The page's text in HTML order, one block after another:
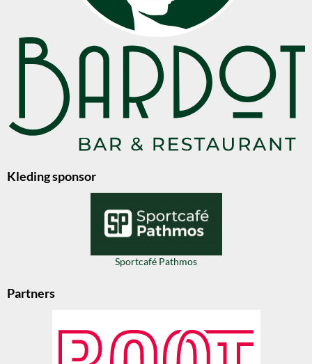
Kleding sponsor
Sportcafé Pathmos
Partners